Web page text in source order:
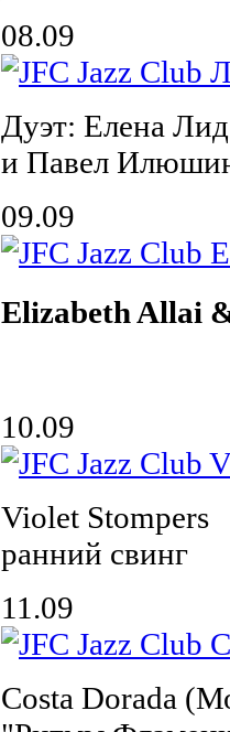
08.09
Дуэт: Елена
и Павел
09.09
Elizabeth Allai
10.09
Violet Stompers
ранний свинг
11.09
Costa Dorada